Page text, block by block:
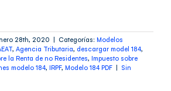
28th, 2020 | Categorías: Modelos
, Agencia Tributaria, descargar model 184,
la Renta de no Residentes, Impuesto sobre
modelo 184, IRPF, Modelo 184 PDF | Sin